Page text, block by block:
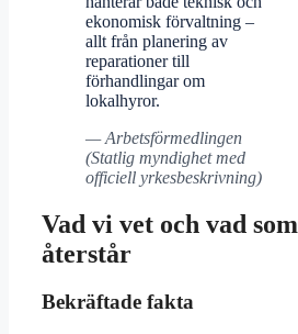
ekonomisk förvaltning –
allt från planering av
reparationer till
förhandlingar om
lokalhyror.
— Arbetsförmedlingen
(Statlig myndighet med
officiell yrkesbeskrivning)
Vad vi vet och vad som
återstår
Bekräftade fakta